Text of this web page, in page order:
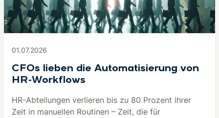
01.07.2026
CFOs lieben die Automatisierung von
HR-Workflows
HR-Abteilungen verlieren bis zu 80 Prozent ihrer
Zeit in manuellen Routinen – Zeit, die für